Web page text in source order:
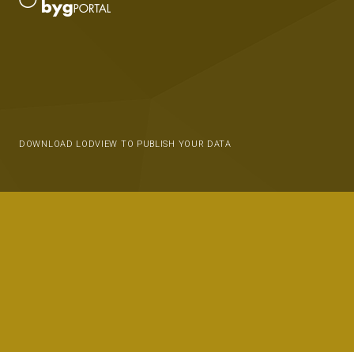
DOWNLOAD LODVIEW TO PUBLISH YOUR DATA